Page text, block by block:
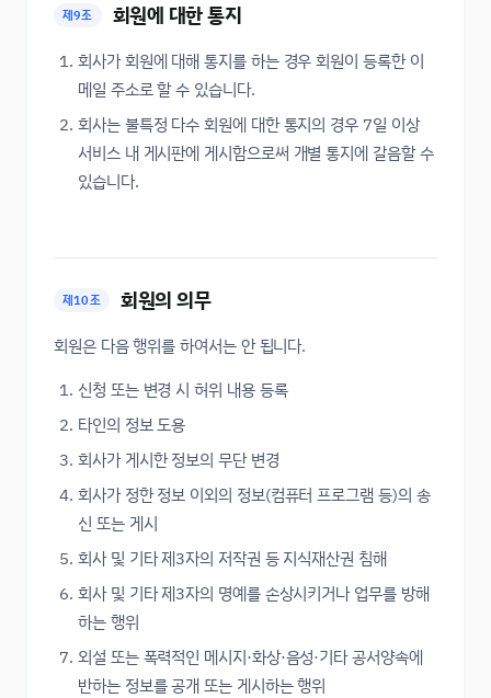
제9조 회원에 대한 통지
회사가 회원에 대해 통지를 하는 경우 회원이 등록한 이
메일 주소로 할 수 있습니다.
회사는 불특정 다수 회원에 대한 통지의 경우 7일 이상
서비스 내 게시판에 게시함으로써 개별 통지에 갈음할 수
있습니다.
제10조 회원의 의무
회원은 다음 행위를 하여서는 안 됩니다.
신청 또는 변경 시 허위 내용 등록
타인의 정보 도용
회사가 게시한 정보의 무단 변경
회사가 정한 정보 이외의 정보(컴퓨터 프로그램 등)의 송
신 또는 게시
회사 및 기타 제3자의 저작권 등 지식재산권 침해
회사 및 기타 제3자의 명예를 손상시키거나 업무를 방해
하는 행위
외설 또는 폭력적인 메시지·화상·음성·기타 공서양속에
반하는 정보를 공개 또는 게시하는 행위